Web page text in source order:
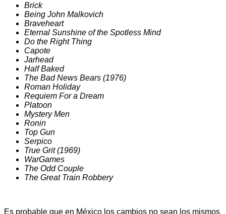
Brick
Being John Malkovich
Braveheart
Eternal Sunshine of the Spotless Mind
Do the Right Thing
Capote
Jarhead
Half Baked
The Bad News Bears (1976)
Roman Holiday
Requiem For a Dream
Platoon
Mystery Men
Ronin
Top Gun
Serpico
True Grit (1969)
WarGames
The Odd Couple
The Great Train Robbery
Es probable que en México los cambios no sean los mismos